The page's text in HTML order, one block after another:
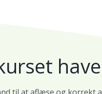
til at aflæse og korrekt